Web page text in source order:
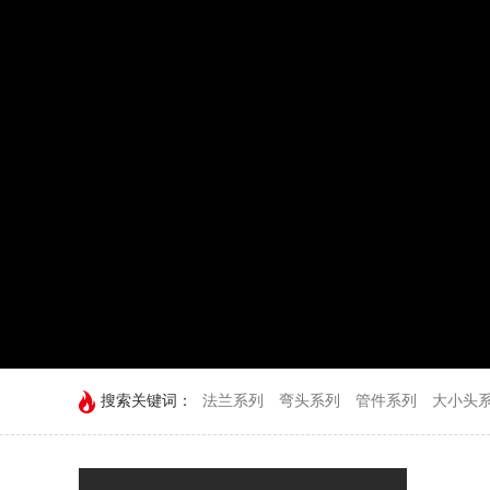
搜索关键词： 法兰系列 弯头系列 管件系列 大小头